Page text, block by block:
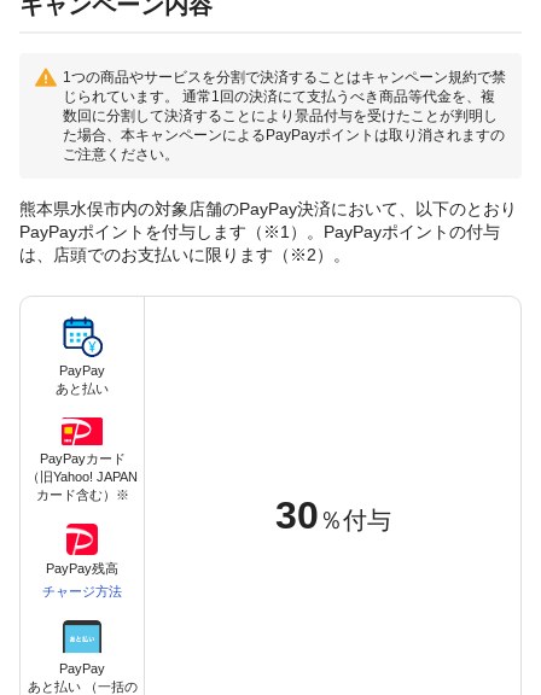
1つの商品やサービスを分割で決済することはキャンペーン規約で禁
じられています。 通常1回の決済にて支払うべき商品等代金を、複
数回に分割して決済することにより景品付与を受けたことが判明し
た場合、本キャンペーンによるPayPayポイントは取り消されますの
ご注意ください。
熊本県水俣市内の対象店舗のPayPay決済において、以下のとおり
PayPayポイントを付与します（※1）。PayPayポイントの付与
は、店頭でのお支払いに限ります（※2）。
PayPay
あと払い
PayPayカード
（旧Yahoo! JAPAN
カード含む）※
PayPay残高
チャージ方法
PayPay
あと払い （一括の
30 ％付与